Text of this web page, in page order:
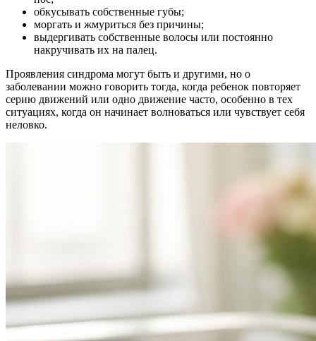
обкусывать собственные губы;
моргать и жмуриться без причины;
выдергивать собственные волосы или постоянно
накручивать их на палец.
Проявления синдрома могут быть и другими, но о
заболевании можно говорить тогда, когда ребенок повторяет
серию движений или одно движение часто, особенно в тех
ситуациях, когда он начинает волноваться или чувствует себя
неловко.